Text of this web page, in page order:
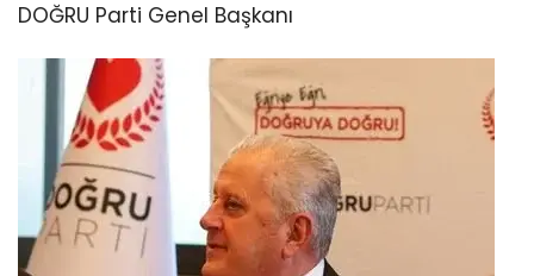
DOĞRU Parti Genel Başkanı